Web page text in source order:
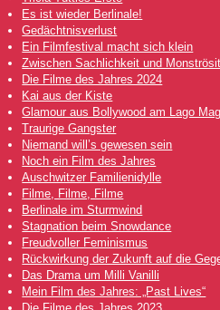
Es ist wieder Berlinale!
Gedächtnisverlust
Ein Filmfestival macht sich klein
Zwischen Sachlichkeit und
Die Filme des Jahres 2024
Kai aus der Kiste
Glamour aus Bollywood am Lago
Traurige Gangster
Niemand will’s gewesen sein
Noch ein Film des Jahres
Auschwitzer Familienidylle
Filme, Filme, Filme
Berlinale im Sturmwind
Stagnation beim Snowdance
Freudvoller Feminismus
Rückwirkung der Zukunft auf die
Das Drama um Milli Vanilli
Mein Film des Jahres: „Past Lives“